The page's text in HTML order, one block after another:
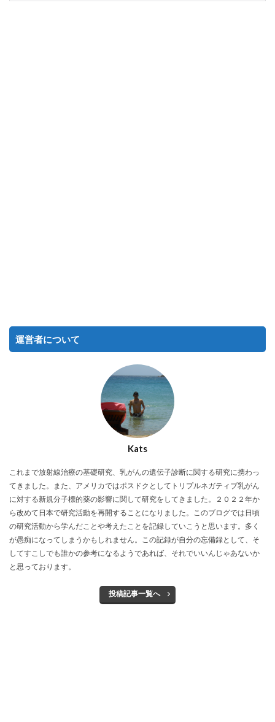
運営者について
Kats
これまで放射線治療の基礎研究、乳がんの遺伝子診断に関する研究に携わっ
てきました。また、アメリカではポスドクとしてトリプルネガティブ乳がん
に対する新規分子標的薬の影響に関して研究をしてきました。２０２２年か
ら改めて日本で研究活動を再開することになりました。このブログでは日頃
の研究活動から学んだことや考えたことを記録していこうと思います。多く
が愚痴になってしまうかもしれません。この記録が自分の忘備録として、そ
してすこしでも誰かの参考になるようであれば、それでいいんじゃあないか
と思っております。
投稿記事一覧へ